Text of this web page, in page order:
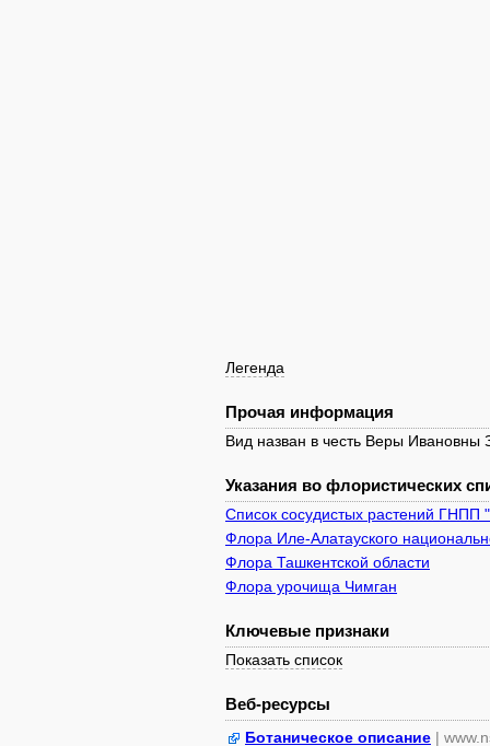
Легенда
Прочая информация
Вид назван в честь Веры Ивановны
Указания во флористических
Список сосудистых растений ГНПП
Флора Иле-Алатауского
Флора Ташкентской области
Флора урочища Чимган
Ключевые признаки
Показать список
Веб-ресурсы
Ботаническое описание |